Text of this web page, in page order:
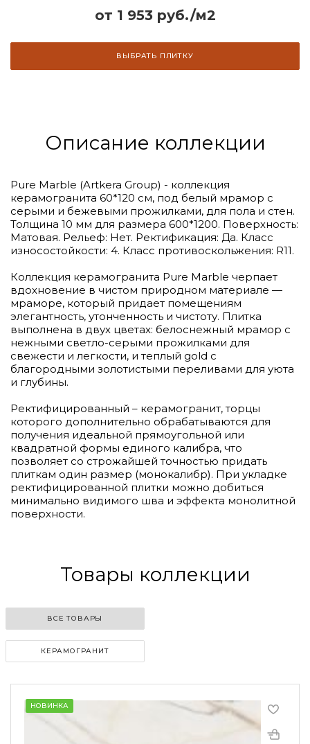
от 1 953 руб./м2
ВЫБРАТЬ ПЛИТКУ
Описание коллекции
Pure Marble (Artkera Group) - коллекция
керамогранита 60*120 см, под белый мрамор с
серыми и бежевыми прожилками, для пола и стен.
Толщина 10 мм для размера 600*1200. Поверхность:
Матовая. Рельеф: Нет. Ректификация: Да. Класс
износостойкости: 4. Класс противоскольжения: R11.
Коллекция керамогранита Pure Marble черпает
вдохновение в чистом природном материале —
мраморе, который придает помещениям
элегантность, утонченность и чистоту. Плитка
выполнена в двух цветах: белоснежный мрамор с
нежными светло-серыми прожилками для
свежести и легкости, и теплый gold с
благородными золотистыми переливами для уюта
и глубины.
Ректифицированный – керамогранит, торцы
которого дополнительно обрабатываются для
получения идеальной прямоугольной или
квадратной формы единого калибра, что
позволяет со строжайшей точностью придать
плиткам один размер (монокалибр). При укладке
ректифицированной плитки можно добиться
минимально видимого шва и эффекта монолитной
поверхности.
Товары коллекции
ВСЕ ТОВАРЫ
КЕРАМОГРАНИТ
НОВИНКА